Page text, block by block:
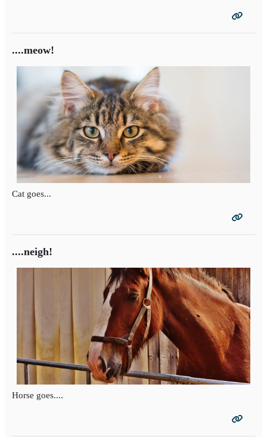
....meow!
Cat goes...
....neigh!
Horse goes....